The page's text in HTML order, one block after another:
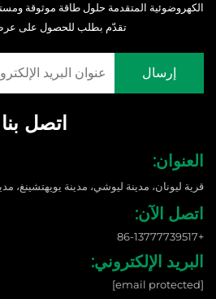
الكهروضوئية المتقدمة حلول طاقة موثوقة
تقدّم بطلب للحصول على
اتصل بنا
العنوان:
قرية ليونان، مدينة ليوشي، مدينة يويهتشينغ،
اتصل الآن:
+86-13777739517
البريد الإلكتروني:
[email protected]